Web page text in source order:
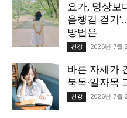
요가, 명상보
음챙김 걷기
방법은
건강 2026년 7월
바른 자세가
북목·일자목
건강 2026년 7월